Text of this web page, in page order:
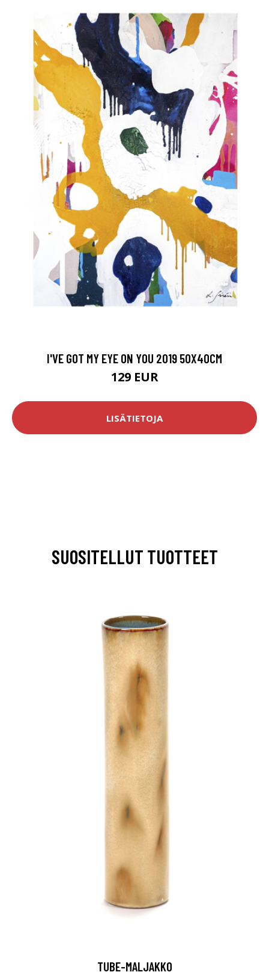
I'VE GOT MY EYE ON YOU 2019 50X40CM
129 EUR
LISÄTIETOJA
SUOSITELLUT TUOTTEET
TUBE-MALJAKKO